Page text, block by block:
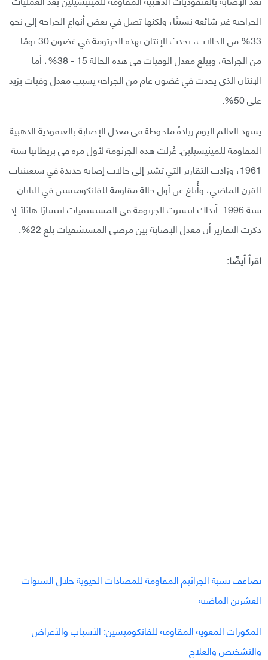
الجراحية غير شائعة نسبيًّا، ولكنها تصل في بعض أنواع الجراحة إلى نحو
33% من الحالات، يحدث الإنتان بهذه الجرثومة في غضون 30 يومًا
من الجراحة، ويبلغ معدل الوفيات في هذه الحالة 15 - 38%، أما
الإنتان الذي يحدث في غضون عام من الجراحة يسبب معدل وفيات يزيد
على 50%.
يشهد العالم اليوم زيادةً ملحوظة في معدل الإصابة بالعنقودية الذهبية
المقاومة للميثيسيلين. عُزلت هذه الجرثومة لأول مرة في بريطانيا سنة
1961، وزادت التقارير التي تشير إلى حالات إصابة جديدة في سبعينيات
القرن الماضي، وأُبلغ عن أول حالة مقاومة للفانكوميسين في اليابان
سنة 1996. آنذاك انتشرت الجرثومة في المستشفيات انتشارًا هائلًا إذ
ذكرت التقارير أن معدل الإصابة بين مرضى المستشفيات بلغ 22%.
اقرأ أيضًا:
تضاعف نسبة الجراثيم المقاومة للمضادات الحيوية خلال السنوات
العشرين الماضية
المكورات المعوية المقاومة للفانكوميسين: الأسباب والأعراض
والتشخيص والعلاج